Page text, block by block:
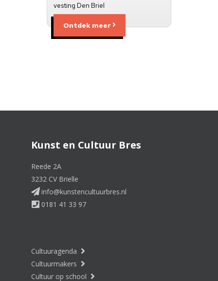
vesting Den Briel
Ontdek meer
Kunst en Cultuur Bres
Reede 2A
3232 CV Brielle
info@kunstencultuurbres.nl
0181 41 33 97
Cultuuragenda
Cultuurmakers
Cultuur op school